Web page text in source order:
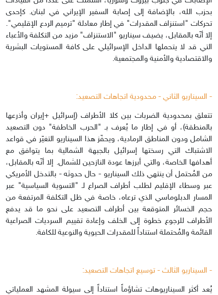
بحزب الله، بالإضافة إلى إصابة السفير الإيراني في لبنان. كإحدى
تحركات "استنزاف المقدرات" في إطار معادلة "ترميم الردع الإقليمي".
إلا أنّه بالمقابل، يضيف سيناريو "الاستنزاف" مزيد من التكلفة والأعباء
التي قد لا يتحملها الداخل الإسرائيلي على كافة المستويات البشرية
والاقتصادية والأمنية والمجتمعية.
- السيناريو الثاني - محدودية اتجاهات التصعيد:
تتعلق بمحدودية الضربات بين كلا الأطراف (إسرائيل +إيران وأذرعها
بالمنطقة)، أو في إطار ما يُعرف بـ "الحرب الخاطفة" دون التصعيد
الشامل ودون المناطق الرمادية، ويحفّز هذا السيناريو التغيّر في قواعد
الاشتباك التي رسختها إسرائيل بالجبهة الشمالية بما يتوافق مع
أهدافها الخاصة، والتي أبرزها عودة النازحين للشمال. إلا أنّه بالمقابل،
من المُحتمل أن ينتهي ذلك السيناريو - حال حدوثه - بالتدخل الأمريكي
عبر وسطاء الإقليم لطلب أطراف الصراع لـ "التسوية السياسية" عبر
المسار الدبلوماسي الذي ترعاه، خاصة في ظل التكلفة المرتفعة من
حجم الخسائر المتوقعة بين أطراف التصعيد على نحو ما قد يدفع
الأطراف للرجوع خطوة إلى الخلف وإعادة تقييم السرديات الصراعية
القائمة والمُحتملة استناداً للمقدرات الحيوية والنوعية للكافة.
- السيناريو الثالث - توسيع اتجاهات التصعيد:
يُعد أكثر السيناريوهات تشاؤماً استناداً إلى سيولة المشهد العملياتي